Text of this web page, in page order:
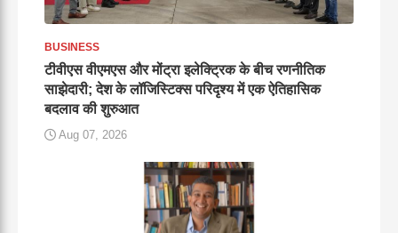
BUSINESS
टीवीएस वीएमएस और मोंट्रा इलेक्ट्रिक के बीच रणनीतिक
साझेदारी; देश के लॉजिस्टिक्स परिदृश्य में एक ऐतिहासिक
बदलाव की शुरुआत
Aug 07, 2026